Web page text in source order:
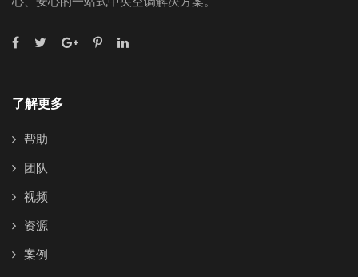
了解更多
帮助
团队
视频
资源
案例